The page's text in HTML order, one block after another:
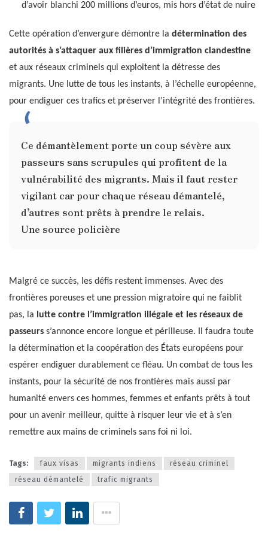
d’avoir blanchi 200 millions d’euros, mis hors d’état de nuire
Cette opération d’envergure démontre la détermination des
autorités à s’attaquer aux filières d’immigration clandestine
et aux réseaux criminels qui exploitent la détresse des
migrants. Une lutte de tous les instants, à l’échelle européenne,
pour endiguer ces trafics et préserver l’intégrité des frontières.
Ce démantèlement porte un coup sévère aux
passeurs sans scrupules qui profitent de la
vulnérabilité des migrants. Mais il faut rester
vigilant car pour chaque réseau démantelé,
d’autres sont prêts à prendre le relais.
Une source policière
Malgré ce succès, les défis restent immenses. Avec des
frontières poreuses et une pression migratoire qui ne faiblit
pas, la lutte contre l’immigration illégale et les réseaux de
passeurs s’annonce encore longue et périlleuse. Il faudra toute
la détermination et la coopération des États européens pour
espérer endiguer durablement ce fléau. Un combat de tous les
instants, pour la sécurité de nos frontières mais aussi par
humanité envers ces hommes, femmes et enfants prêts à tout
pour un avenir meilleur, quitte à risquer leur vie et à s’en
remettre aux mains de criminels sans foi ni loi.
Tags: faux visas migrants indiens
réseau criminel
réseau démantelé
trafic migrants